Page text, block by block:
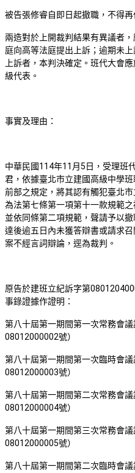
被告張修睿自即日起撤職，不得再
兩造對於上開裁判結果有異議者
庭向高等法庭提出上訴；逾期未
上訴者，本判決確定。班代大會
級代表。
事實及理由：
中華民國114年11 月5 日，受理班
君，依據臺北市立建國高級中學
前部之規定，將其認有觸犯臺北
為法第七條第一項第十一款規範
並依同條第二項規範，聲請予以
達後逾五日內未獲答辯書或請求
案不經言詞辯論，逕為裁判。
原告於建班立紀訴字第
事錄證據作證明：
第八十屆第一期間第一次常務會
08012000002號）
第八十屆第一期間第一次臨時會
08012000003號）
第八十屆第一期間第二次常務會
08012000004號）
第八十屆第一期間第三次常務會
08012000005號）
第八十屆第一期間第二次臨時會